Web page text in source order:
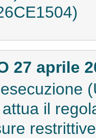
27 aprile
il